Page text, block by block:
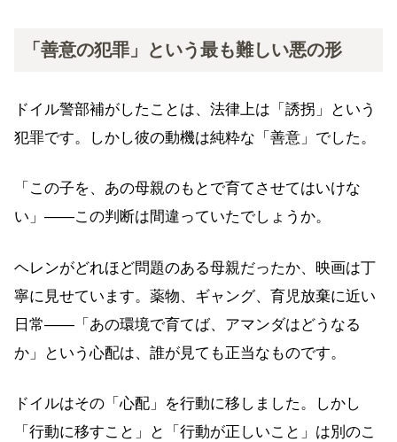
「善意の犯罪」という最も難しい悪の形
ドイル警部補がしたことは、法律上は「誘拐」という
犯罪です。しかし彼の動機は純粋な「善意」でした。
「この子を、あの母親のもとで育てさせてはいけな
い」——この判断は間違っていたでしょうか。
ヘレンがどれほど問題のある母親だったか、映画は丁
寧に見せています。薬物、ギャング、育児放棄に近い
日常——「あの環境で育てば、アマンダはどうなる
か」という心配は、誰が見ても正当なものです。
ドイルはその「心配」を行動に移しました。しかし
「行動に移すこと」と「行動が正しいこと」は別のこ